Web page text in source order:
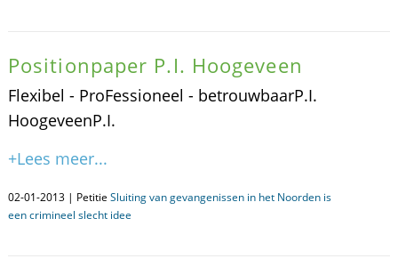
Positionpaper P.I. Hoogeveen
Flexibel - ProFessioneel - betrouwbaarP.I.
HoogeveenP.I.
+Lees meer...
02-01-2013 | Petitie Sluiting van gevangenissen in het Noorden is
een crimineel slecht idee